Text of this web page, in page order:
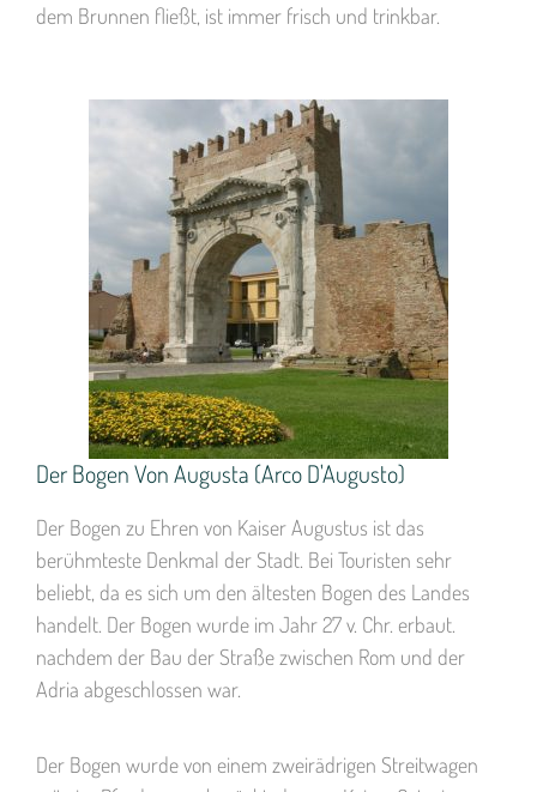
dem Brunnen fließt, ist immer frisch und trinkbar.
Der Bogen Von Augusta (Arco D'Augusto)
Der Bogen zu Ehren von Kaiser Augustus ist das
berühmteste Denkmal der Stadt. Bei Touristen sehr
beliebt, da es sich um den ältesten Bogen des Landes
handelt. Der Bogen wurde im Jahr 27 v. Chr. erbaut.
nachdem der Bau der Straße zwischen Rom und der
Adria abgeschlossen war.
Der Bogen wurde von einem zweirädrigen Streitwagen